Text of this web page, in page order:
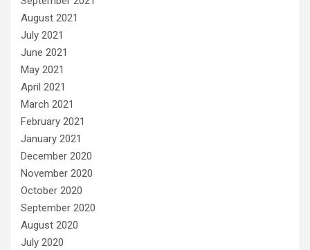
August 2021
July 2021
June 2021
May 2021
April 2021
March 2021
February 2021
January 2021
December 2020
November 2020
October 2020
September 2020
August 2020
July 2020